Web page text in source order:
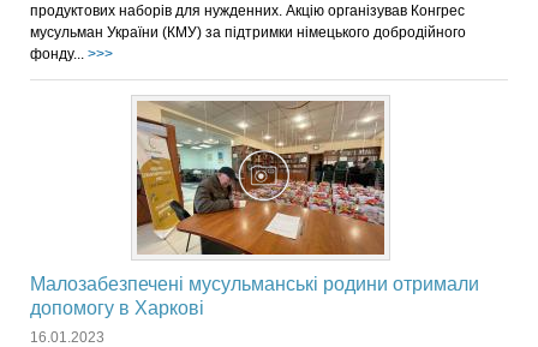
продуктових наборів для нужденних. Акцію організував Конгрес
мусульман України (КМУ) за підтримки німецького добродійного
фонду... >>>
Малозабезпечені мусульманські родини отримали
допомогу в Харкові
16.01.2023